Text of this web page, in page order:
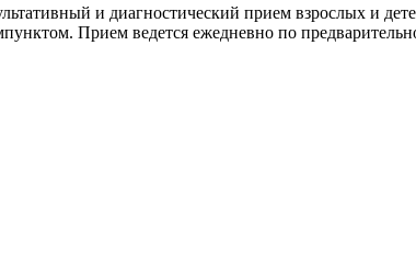
и диагностический прием взрослых и
Прием ведется ежедневно по